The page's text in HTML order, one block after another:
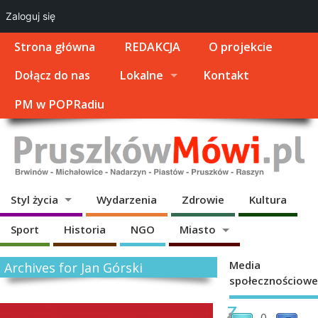
Strona główna REDAKCJA
O projekcie
Dołącz do nas
Lokalne
Kontakt
PM w POPRadiu
Styl życia Wydarzenia Zdrowie Kultura
Sport Historia NGO Miasto
Archives for Jan Górski
Z
Media
społecznościowe
Zaloguj się